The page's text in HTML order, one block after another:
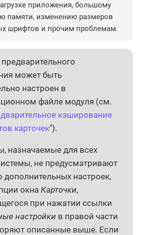
приложения, большому
памяти, изменению размеров
шрифтов и прочим проблемам.
может быть
настроен в
файле модуля (см.
кэширование
карточек").
назначаемые для всех
не предусматривают
дополнительных настроек,
окна Карточки,
при нажатии ссылки
настройки в правой части
описанные выше. Если